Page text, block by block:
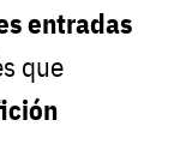
entradas
que